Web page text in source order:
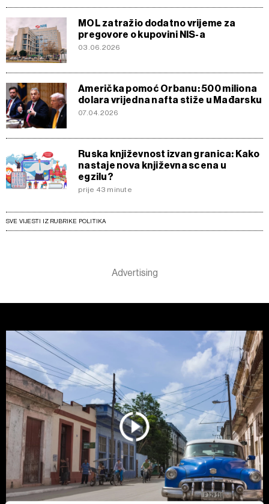
MOL zatražio dodatno vrijeme za
pregovore o kupovini NIS-a
03.06.2026
Američka pomoć Orbanu: 500 miliona
dolara vrijedna nafta stiže u Mađarsku
07.04.2026
Ruska književnost izvan granica: Kako
nastaje nova književna scena u
egzilu?
prije 43 minute
SVE VIJESTI IZ RUBRIKE POLITIKA